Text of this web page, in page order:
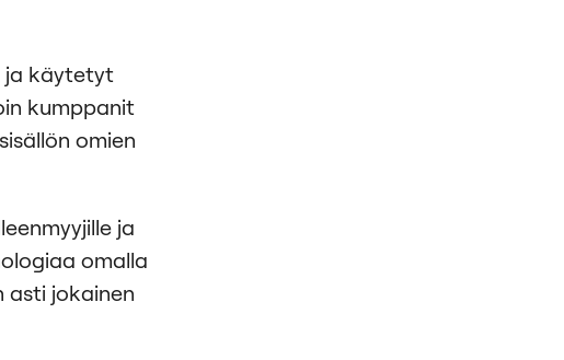
ja käytetyt
kumppanit
omien
ja
omalla
asti jokainen